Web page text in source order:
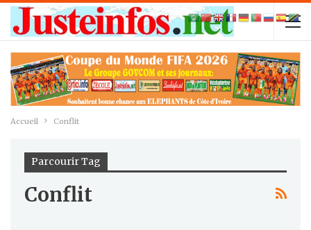
Accueil Conflit
Parcourir Tag
Conflit